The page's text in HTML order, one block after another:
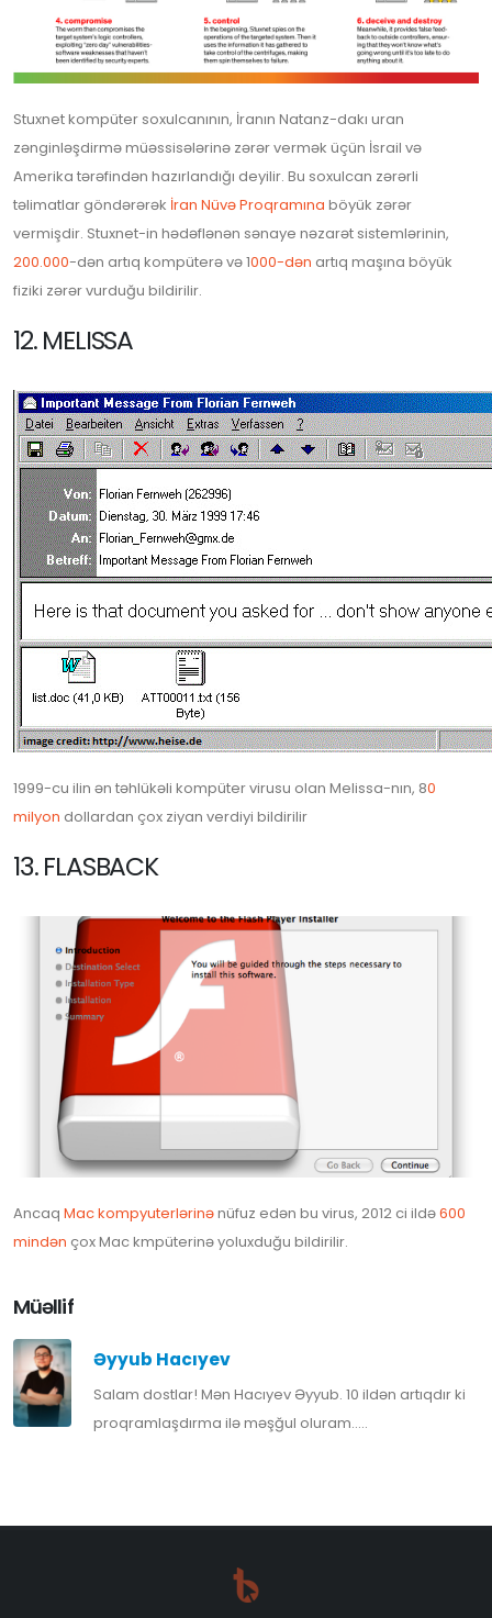
Stuxnet kompüter soxulcanının, İranın Natanz-dakı uran
zənginləşdirmə müəssisələrinə zərər vermək üçün İsrail və
Amerika tərəfindən hazırlandığı deyilir. Bu soxulcan zərərli
təlimatlar göndərərək İran Nüvə Proqramına böyük zərər
vermişdir. Stuxnet-in hədəflənən sənaye nəzarət sistemlərinin,
200.000-dən artıq kompüterə və 1000-dən artıq maşına böyük
fiziki zərər vurduğu bildirilir.
12. MELISSA
1999-cu ilin ən təhlükəli kompüter virusu olan Melissa-nın, 80
milyon dollardan çox ziyan verdiyi bildirilir
13. FLASBACK
Ancaq Mac kompyuterlərinənüfuz edən bu virus, 2012 ci ildə600
mindən çox Mac kmpüterinə yoluxduğu bildirilir.
Müəllif
Əyyub Hacıyev
Salam dostlar! Mən Hacıyev Əyyub. 10 ildən artıqdır ki
proqramlaşdırma ilə məşğul oluram.....